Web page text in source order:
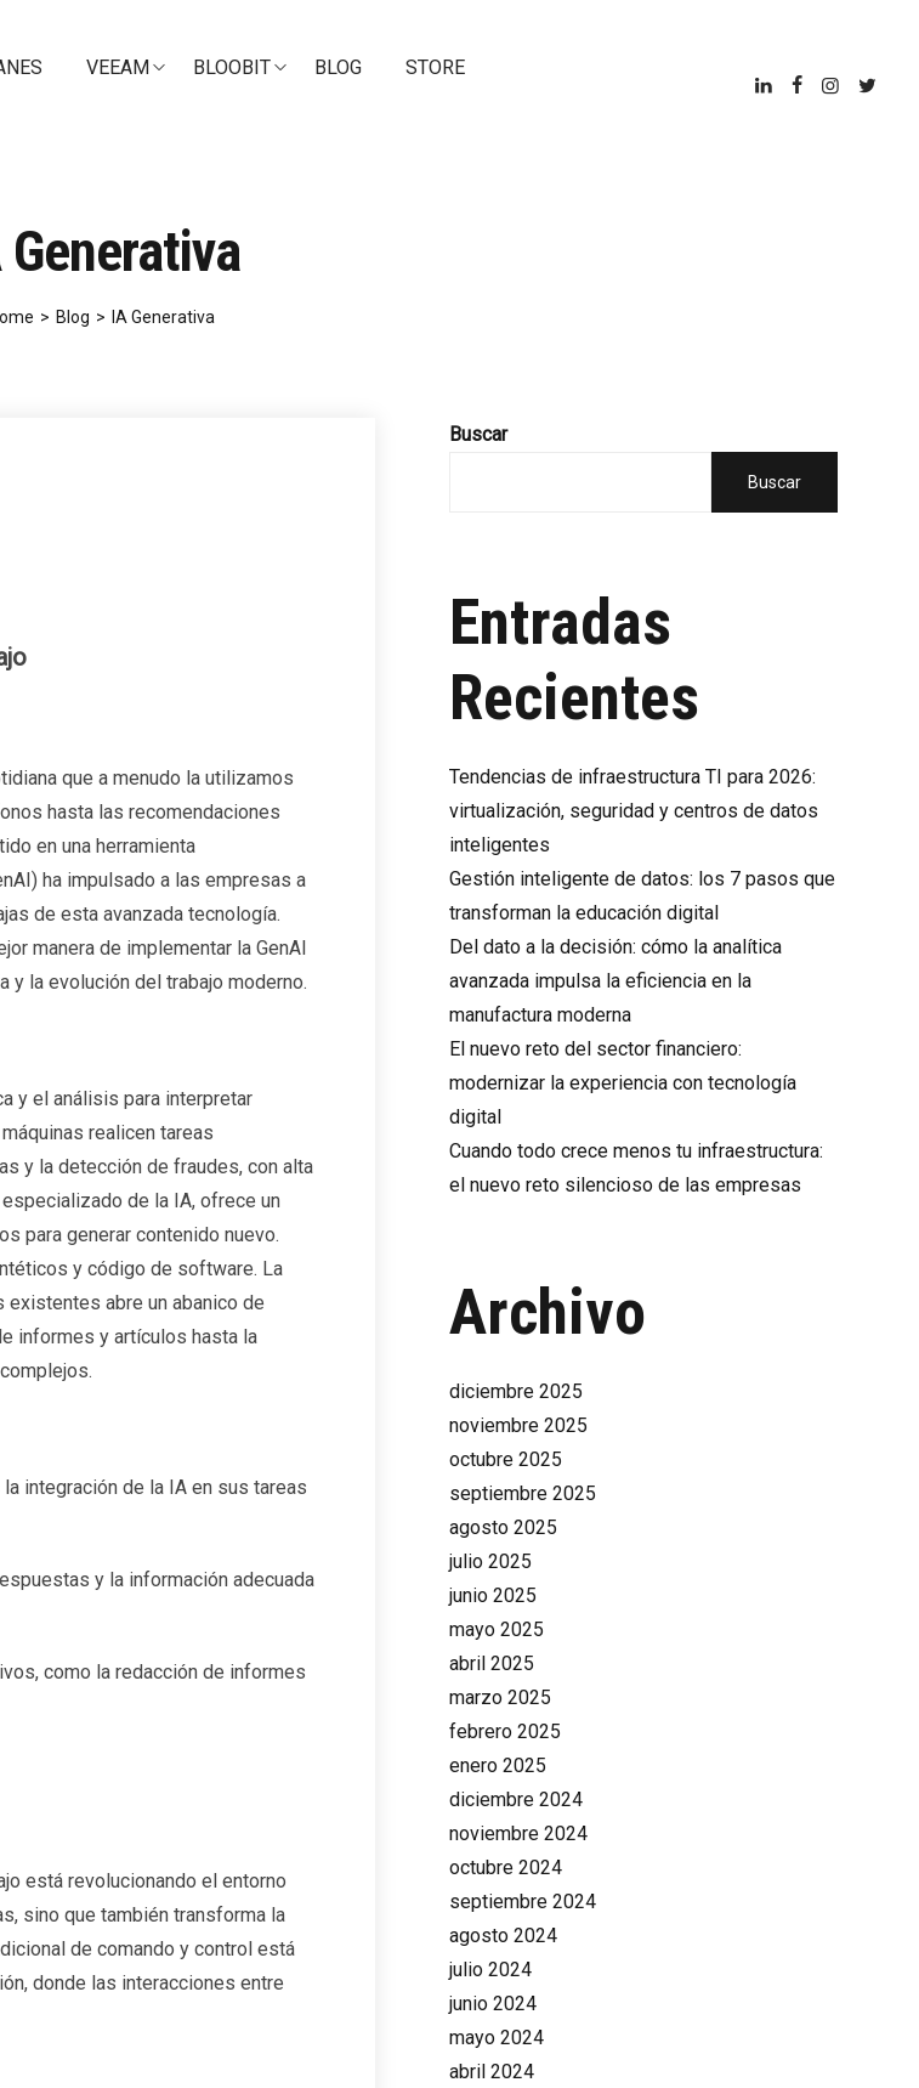
VEEAM BLOOBIT BLOG
STORE
Generativa
> Blog > IA Generativa
Buscar
Buscar
Entradas
Recientes
Tendencias de infraestructura TI para 2026:
virtualización, seguridad y centros de datos
inteligentes
Gestión inteligente de datos: los 7 pasos que
transforman la educación digital
Del dato a la decisión: cómo la analítica
avanzada impulsa la eficiencia en la
manufactura moderna
El nuevo reto del sector financiero:
modernizar la experiencia con tecnología
digital
Cuando todo crece menos tu infraestructura:
el nuevo reto silencioso de las empresas
Archivo
diciembre 2025
noviembre 2025
octubre 2025
septiembre 2025
agosto 2025
julio 2025
junio 2025
mayo 2025
abril 2025
marzo 2025
febrero 2025
enero 2025
diciembre 2024
noviembre 2024
octubre 2024
septiembre 2024
agosto 2024
julio 2024
junio 2024
mayo 2024
abril 2024
que a menudo la utilizamos
hasta las recomendaciones
en una herramienta
ha impulsado a las empresas a
de esta avanzada tecnología.
manera de implementar la GenAI
y la evolución del trabajo moderno.
y el análisis para interpretar
realicen tareas
y la detección de fraudes, con alta
de la IA, ofrece un
para generar contenido nuevo.
y código de software. La
existentes abre un abanico de
informes y artículos hasta la
integración de la IA en sus tareas
y la información adecuada
como la redacción de informes
está revolucionando el entorno
sino que también transforma la
de comando y control está
donde las interacciones entre